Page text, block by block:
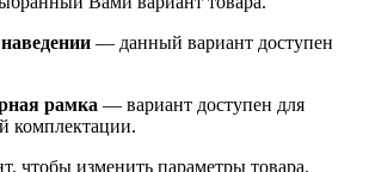
— данный вариант доступен
рамка — вариант доступен для
комплектации.
чтобы изменить параметры товара.